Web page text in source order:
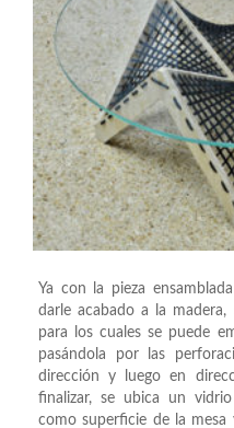
Ya con la pieza
darle acabado a la madera,
para los cuales se puede
pasándola por las
dirección y luego en
finalizar, se ubica un
como superficie de la mesa